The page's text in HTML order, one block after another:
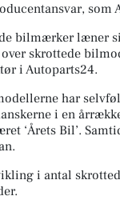
som
bilmærker læner
over skrottede
i Autoparts24.
har
i en
‘Årets Bil’.
i antal